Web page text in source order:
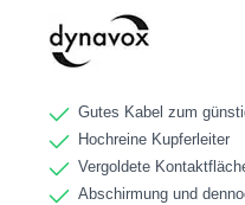
Gutes Kabel zum
Hochreine Kupferleiter
Vergoldete
Abschirmung und